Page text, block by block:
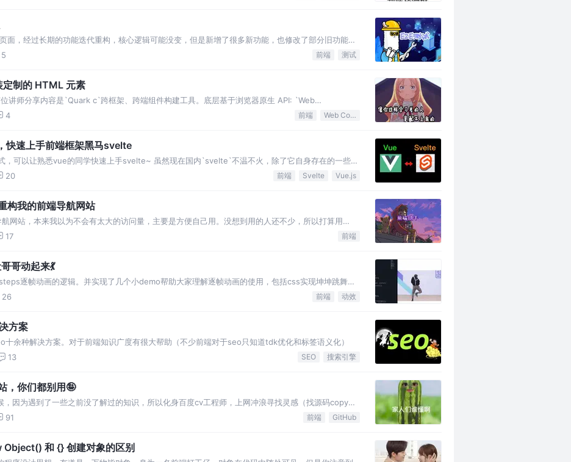
面，经过长期的功能迭代重构，核心逻辑可能没变，但是新增了很多新功能，也修改了部分旧功能，
时候要你接手这个页面做一些调整，你能保证捋清并且
5 前端 测试
制的 HTML 元素
讲师分享内容是`Quark c`跨框架、跨端组件构建工具。底层基于浏览器原生 API: `Web
概念，第一次听到瞬间眼前
4 前端 Web Components
快速上手前端框架黑马svelte
，可以让熟悉vue的同学快速上手svelte~ 虽然现在国内`svelte`不温不火，除了它自身存在的一些问
在国外是非常火的，说不定哪
20 前端 Svelte Vue.js
构我的前端导航网站
网站，本来我以为不会有太大的访问量，主要是方便自己用。没想到用的人还不少，所以打算用
录下，希望能帮助到有静态部署ssg需求的同学
17 前端
哥动起来💃
逐帧动画的逻辑。并实现了几个小demo帮助大家理解逐帧动画的使用，包括css实现坤坤跳舞，
读点赞评论～
26 前端 动效
方案
余种解决方案。对于前端知识广度有很大帮助（不少前端对于seo只知道tdk优化和标签语义化）
13 SEO 搜索引擎
，你们都别用🤪
，因为遇到了一些之前没了解过的知识，所以化身百度cv工程师，上网冲浪寻找灵感（找源码copy
量的文章，严重影响了我的cv效率。 此时，
91 前端 GitHub
和 {} 创建对象的区别